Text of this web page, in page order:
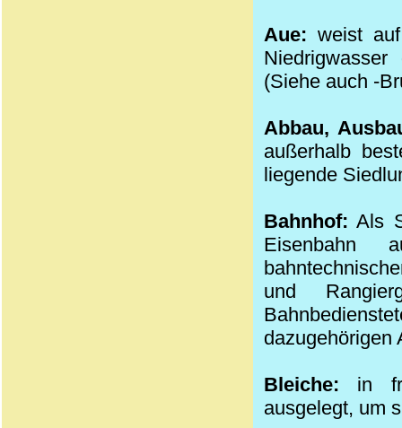
Aue: weist
(Siehe auch -
Abbau,
außerhalb
liegende
Bahnhof: Als
Eisenbahn
und
dazugehörigen
Bleiche: in
ausgelegt, um